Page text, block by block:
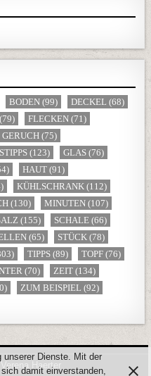
BODEN (99) DECKEL (68)
(79) FLECKEN (71)
GERUCH (75)
(123) GLAS (76)
HAUT (91)
KÜHLSCHRANK (112)
(130) MINUTEN (107)
(155) SCHALE (66)
(65) STÜCK (78)
TIPPS (89) TOPF (76)
(70) ZEIT (134)
ZUM BEISPIEL (92)
Haerter
unserer Dienste. Mit der
damit einverstanden,